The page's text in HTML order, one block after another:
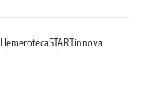
HemerotecaSTARTinnova